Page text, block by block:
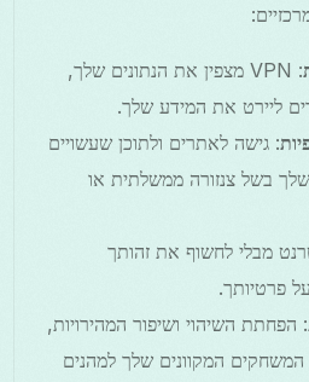
: VPN מצפין את הנתונים שלך,
ליירט את המידע שלך.
: גישה לאתרים ולתוכן שעשויים
שלך בשל צנזורה ממשלתית או
מבלי לחשוף את זהותך
פרטיותך.
: הפחתת השיהוי ושיפור המהירויות,
המקוונים שלך למהנים